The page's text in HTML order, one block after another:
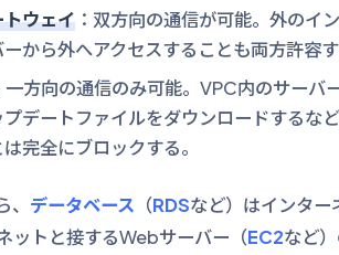
ウェイ ：双方向の通信が可能。外のイ
から外へアクセスすることも両方許容す
一方向の通信のみ可能。VPC内のサー
プデートファイルをダウンロードする
完全にブロックする。
データベース （RDSなど）はインター
ットと接するWebサーバー（EC2など